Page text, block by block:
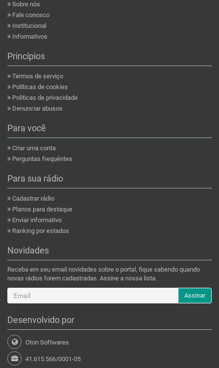
Sobre nós
Fale conosco
Institucional
Informativos
Princípios
Termos de serviço
Políticas de cookies
Políticas de privacidade
Denunciar abusos
Para você
Criar uma conta
Perguntas frequêntes
Para sua rádio
Cadastrar rádio
Planos para destaque
Enviar informativo
Ranking por estados
Novidades
Receba em seu email novidades sobre o portal, fique sabendo quando
novas rádios forem cadastradas. Assine a nossa lista.
Assinar
Desenvolvido por
Oton Softwares
41.615.566/0001-05